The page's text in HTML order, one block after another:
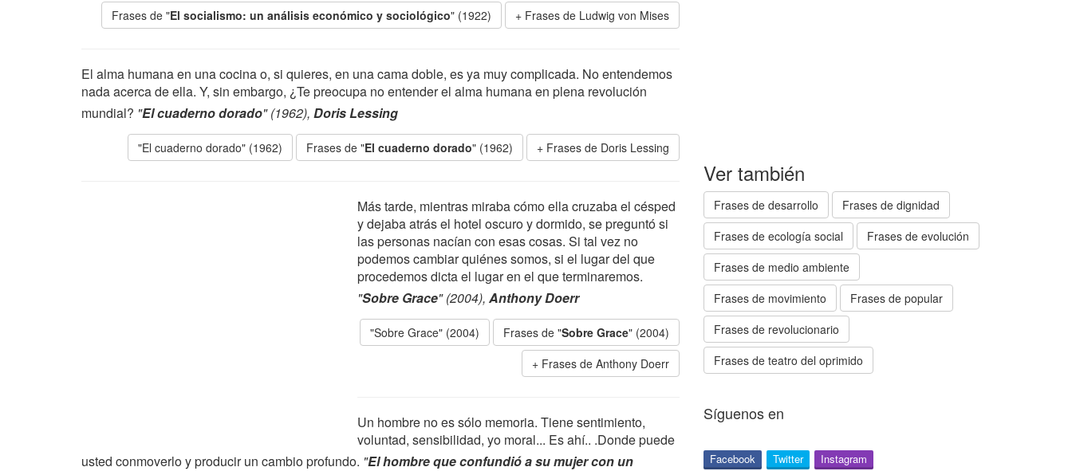
Frases de "El socialismo: un análisis económico y sociológico" (1922) Frases de Ludwig von Mises
El alma humana en una cocina o, si quieres, en una cama doble, es ya muy complicada. No entendemos
nada acerca de ella. Y, sin embargo, ¿Te preocupa no entender el alma humana en plena revolución
mundial? "El cuaderno dorado" (1962), Doris Lessing
"El cuaderno dorado" (1962) Frases de "El cuaderno dorado" (1962) Frases de Doris Lessing
Más tarde, mientras miraba cómo ella cruzaba el césped
y dejaba atrás el hotel oscuro y dormido, se preguntó si
las personas nacían con esas cosas. Si tal vez no
podemos cambiar quiénes somos, si el lugar del que
procedemos dicta el lugar en el que terminaremos.
"Sobre Grace" (2004), Anthony Doerr
"Sobre Grace" (2004) Frases de "Sobre Grace" (2004)
Frases de Anthony Doerr
Un hombre no es sólo memoria. Tiene sentimiento,
voluntad, sensibilidad, yo moral... Es ahí.. .Donde puede
usted conmoverlo y producir un cambio profundo. "El hombre que confundió a su mujer con un
Ver también
Frases de desarrollo
Frases de dignidad
Frases de ecología social
Frases de evolución
Frases de medio ambiente
Frases de movimiento
Frases de popular
Frases de revolucionario
Frases de teatro del oprimido
Síguenos en
Facebook Twitter Instagram